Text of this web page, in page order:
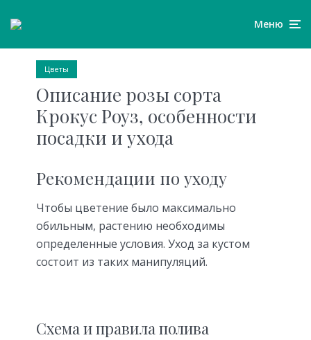
Меню
Цветы
Описание розы сорта
Крокус Роуз, особенности
посадки и ухода
Рекомендации по уходу
Чтобы цветение было максимально
обильным, растению необходимы
определенные условия. Уход за кустом
состоит из таких манипуляций.
Схема и правила полива